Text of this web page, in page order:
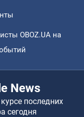
OBOZ.UA на
News
последних
сегодня